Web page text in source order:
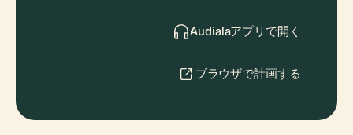
Audialaアプリで開く
ブラウザで計画する